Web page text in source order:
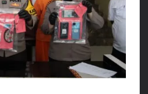
Pusat Tg. Perak
Komite Sekolah,
karena Dinilai
dengan
Disdik Jabar
4, 2026
Umum FSP
Indonesia
Isu Mogok
TKBM: “Belum
Keputusan Resmi”
3, 2026
Harmoni di
Sukaresmi: Kala